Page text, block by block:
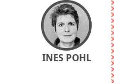
INES POHL